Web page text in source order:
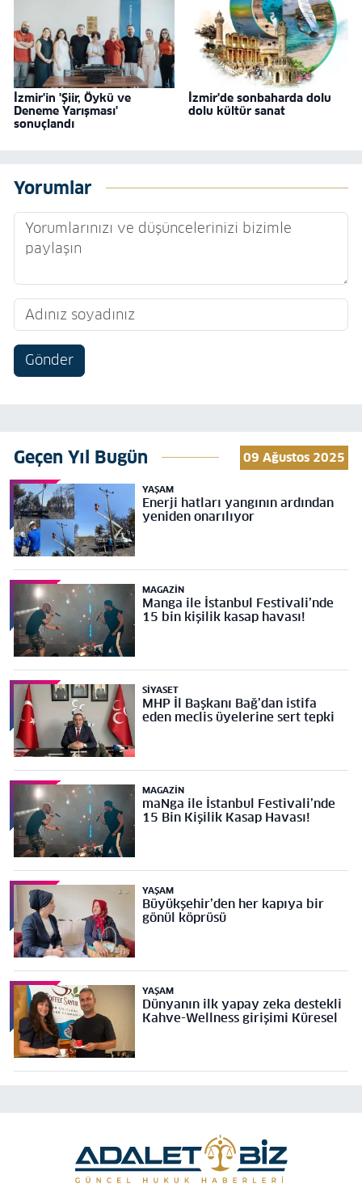
İzmir'in 'Şiir, Öykü ve
Deneme Yarışması'
sonuçlandı
İzmir'de sonbaharda dolu
dolu kültür sanat
Yorumlar
Gönder
Geçen Yıl Bugün 09 Ağustos 2025
YAŞAM
Enerji hatları yangının ardından
yeniden onarılıyor
MAGAZIN
Manga ile İstanbul Festivali’nde
15 bin kişilik kasap havası!
SIYASET
MHP İl Başkanı Bağ’dan istifa
eden meclis üyelerine sert tepki
MAGAZIN
maNga ile İstanbul Festivali’nde
15 Bin Kişilik Kasap Havası!
YAŞAM
Büyükşehir’den her kapıya bir
gönül köprüsü
YAŞAM
Dünyanın ilk yapay zeka destekli
Kahve-Wellness girişimi Küresel